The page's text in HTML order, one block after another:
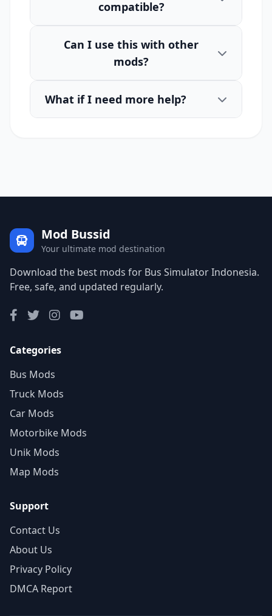
compatible?
Can I use this with other
mods?
What if I need more help?
Mod Bussid
Your ultimate mod destination
Download the best mods for Bus Simulator Indonesia.
Free, safe, and updated regularly.
Categories
Bus Mods
Truck Mods
Car Mods
Motorbike Mods
Unik Mods
Map Mods
Support
Contact Us
About Us
Privacy Policy
DMCA Report